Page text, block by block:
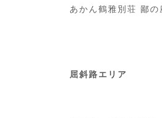
あかん鶴雅別荘鄙の
屈斜路エリア